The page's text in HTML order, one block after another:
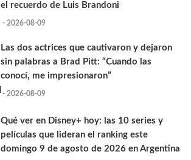
el recuerdo de Luis Brandoni
- 2026-08-09
Las dos actrices que cautivaron y dejaron
sin palabras a Brad Pitt: “Cuando las
conocí, me impresionaron”
- 2026-08-09
Qué ver en Disney+ hoy: las 10 series y
películas que lideran el ranking este
domingo 9 de agosto de 2026 en Argentina